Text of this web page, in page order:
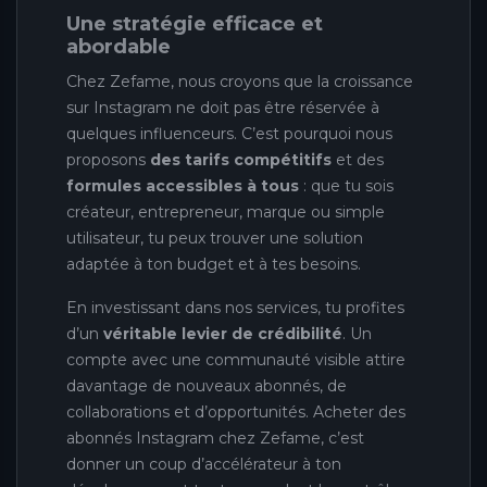
Une stratégie efficace et
abordable
Chez Zefame, nous croyons que la croissance
sur Instagram ne doit pas être réservée à
quelques influenceurs. C’est pourquoi nous
proposons des tarifs compétitifs et des
formules accessibles à tous : que tu sois
créateur, entrepreneur, marque ou simple
utilisateur, tu peux trouver une solution
adaptée à ton budget et à tes besoins.
En investissant dans nos services, tu profites
d’un véritable levier de crédibilité. Un
compte avec une communauté visible attire
davantage de nouveaux abonnés, de
collaborations et d’opportunités. Acheter des
abonnés Instagram chez Zefame, c’est
donner un coup d’accélérateur à ton